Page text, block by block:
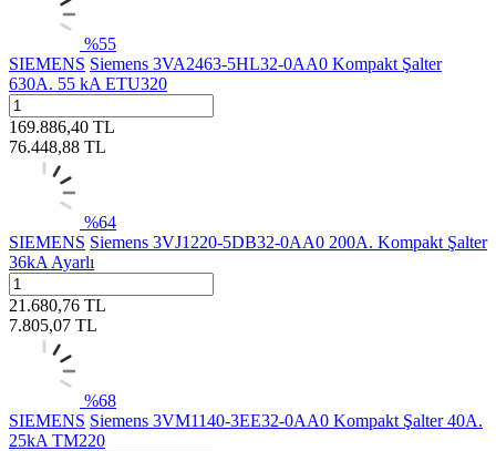
%55
SIEMENS Siemens 3VA2463-5HL32-0AA0 Kompakt Şalter
630A. 55 kA ETU320
169.886,40 TL
76.448,88 TL
%64
SIEMENS Siemens 3VJ1220-5DB32-0AA0 200A. Kompakt Şalter
36kA Ayarlı
21.680,76 TL
7.805,07 TL
%68
SIEMENS Siemens 3VM1140-3EE32-0AA0 Kompakt Şalter 40A.
25kA TM220